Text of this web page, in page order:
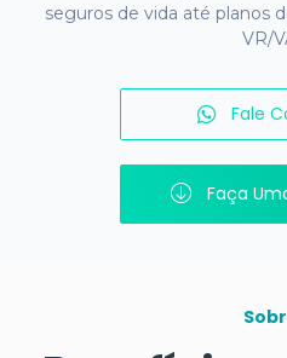
seguros de vida até planos
VR/
Fale
Faça